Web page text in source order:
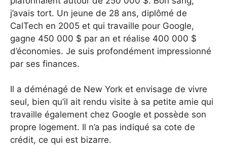
j’avais tort. Un jeune de 28 ans, diplômé de
CalTech en 2005 et qui travaille pour Google,
gagne 450 000 $ par an et réalise 400 000 $
d’économies. Je suis profondément impressionné
par ses finances.
Il a déménagé de New York et envisage de vivre
seul, bien qu’il ait rendu visite à sa petite amie qui
travaille également chez Google et possède son
propre logement. Il n’a pas indiqué sa cote de
crédit, ce qui est bizarre.